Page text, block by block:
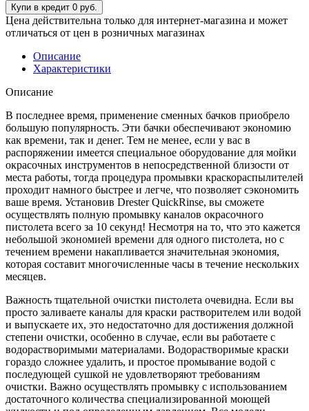
Цена действительна только для интернет-магазина и может
отличаться от цен в розничных магазинах
Описание
Характеристики
Описание
В последнее время, применение сменных бачков приобрело
большую популярность. Эти бачки обеспечивают экономию
как времени, так и денег. Тем не менее, если у вас в
распоряжении имеется специальное оборудование для мойки
окрасочных инструментов в непосредственной близости от
места работы, тогда процедура промывки краскораспылителей
проходит намного быстрее и легче, что позволяет сэкономить
ваше время. Установив Drester QuickRinse, вы сможете
осуществлять полную промывку каналов окрасочного
пистолета всего за 10 секунд! Несмотря на то, что это кажется
небольшой экономией времени для одного пистолета, но с
течением времени накапливается значительная экономия,
которая составит многочисленные часы в течение нескольких
месяцев.
Важность тщательной очистки пистолета очевидна. Если вы
просто заливаете каналы для краски растворителем или водой
и выпускаете их, это недостаточно для достижения должной
степени очистки, особенно в случае, если вы работаете с
водорастворимыми материалами. Водорастворимые краски
гораздо сложнее удалить, и простое промывание водой с
последующей сушкой не удовлетворяют требованиям
очистки. Важно осуществлять промывку с использованием
достаточного количества специализированной моющей